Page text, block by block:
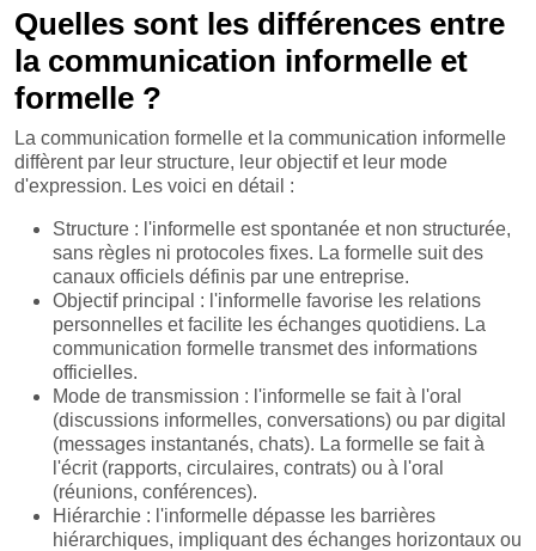
Quelles sont les différences entre
la communication informelle et
formelle ?
La communication formelle et la communication informelle
diffèrent par leur structure, leur objectif et leur mode
d'expression. Les voici en détail :
Structure : l'informelle est spontanée et non structurée,
sans règles ni protocoles fixes. La formelle suit des
canaux officiels définis par une entreprise.
Objectif principal : l'informelle favorise les relations
personnelles et facilite les échanges quotidiens. La
communication formelle transmet des informations
officielles.
Mode de transmission : l'informelle se fait à l'oral
(discussions informelles, conversations) ou par digital
(messages instantanés, chats). La formelle se fait à
l'écrit (rapports, circulaires, contrats) ou à l'oral
(réunions, conférences).
Hiérarchie : l'informelle dépasse les barrières
hiérarchiques, impliquant des échanges horizontaux ou